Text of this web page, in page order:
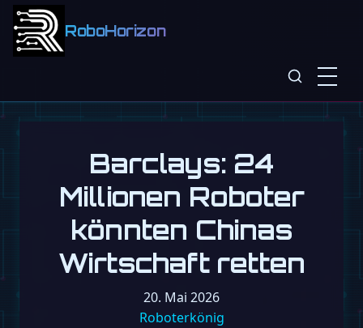
RoboHorizon
Barclays: 24
Millionen Roboter
könnten Chinas
Wirtschaft retten
20. Mai 2026
Roboterkönig